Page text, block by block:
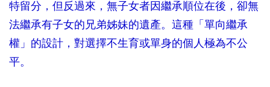
特留分，但反過來，無子女者因繼承順位在後，卻無
法繼承有子女的兄弟姊妹的遺產。這種「單向繼承
權」的設計，對選擇不生育或單身的個人極為不公
平。